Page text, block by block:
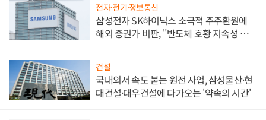
전자·전기·정보통신
삼성전자 SK하이닉스 소극적 주주환원에
해외 증권가 비판, "반도체 호황 지속성 의
건설
국내외서 속도 붙는 원전 사업, 삼성물산·현
대건설·대우건설에 다가오는 '약속의 시간'